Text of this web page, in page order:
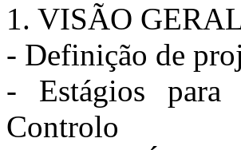
1. VISÃO
- Definição de
- Estágios para
Controlo